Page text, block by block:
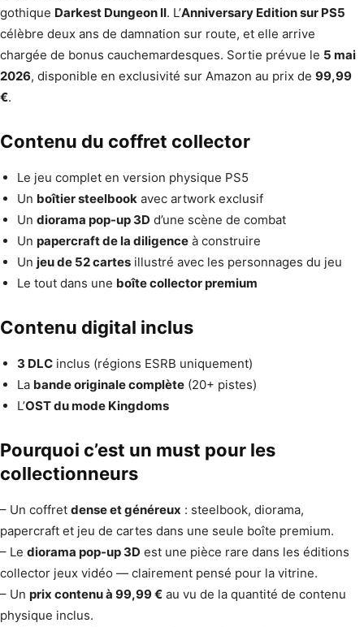
gothique Darkest Dungeon II. L’Anniversary Edition sur PS5
célèbre deux ans de damnation sur route, et elle arrive
chargée de bonus cauchemardesques. Sortie prévue le 5 mai
2026, disponible en exclusivité sur Amazon au prix de 99,99
€.
Contenu du coffret collector
Le jeu complet en version physique PS5
Un boîtier steelbook avec artwork exclusif
Un diorama pop-up 3D d’une scène de combat
Un papercraft de la diligence à construire
Un jeu de 52 cartes illustré avec les personnages du jeu
Le tout dans une boîte collector premium
Contenu digital inclus
3 DLC inclus (régions ESRB uniquement)
La bande originale complète (20+ pistes)
L’OST du mode Kingdoms
Pourquoi c’est un must pour les
collectionneurs
– Un coffret dense et généreux : steelbook, diorama,
papercraft et jeu de cartes dans une seule boîte premium.
– Le diorama pop-up 3D est une pièce rare dans les éditions
collector jeux vidéo — clairement pensé pour la vitrine.
– Un prix contenu à 99,99 € au vu de la quantité de contenu
physique inclus.